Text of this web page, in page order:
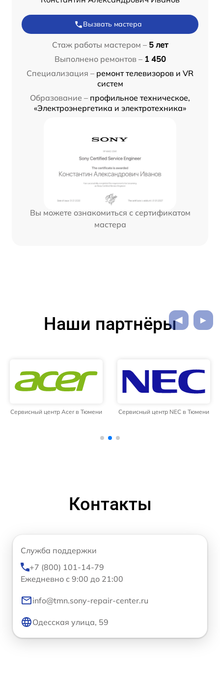
Вызвать мастера
Стаж работы мастером – 5 лет
Выполнено ремонтов – 1 450
Специализация – ремонт телевизоров и VR
систем
Образование – профильное техническое,
«Электроэнергетика и электротехника»
Вы можете ознакомиться с сертификатом
мастера
Наши партнёры
Сервисный центр Acer в Тюмени Сервисный центр NEC в Тюмени
Контакты
Служба поддержки
+7 (800) 101-14-79
Ежедневно с 9:00 до 21:00
info@tmn.sony-repair-center.ru
Одесская улица, 59